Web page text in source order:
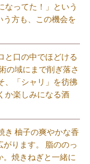
なってた！」という
方も、この機会を
と口の中でほどける
の域にまで削ぎ落さ
、「シャリ」を彷彿
か楽しみになる酒
き 柚子の爽やかな香
ります。 脂ののっ
焼きねぎと一緒に